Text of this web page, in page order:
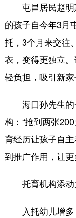
屯昌居民赵明
的孩子自今年3月
托，3个月来交往
衣，变得更独立
轻负担，吸引新家
海口孙先生的
构：“抢到两张
育经历让孩子自
到推广作用，让
托育机构添动
入托幼儿增多